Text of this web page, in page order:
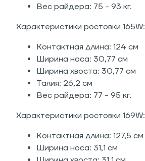
Вес райдера: 75 - 93 кг.
Характеристики ростовки 165W:
Контактная длина: 124 см
Ширина носа: 30,77 см
Ширина хвоста: 30,77 см
Талия: 26,2 см
Вес райдера: 77 - 95 кг.
Характеристики ростовки 169W:
Контактная длина: 127,5 см
Ширина носа: 31,1 см